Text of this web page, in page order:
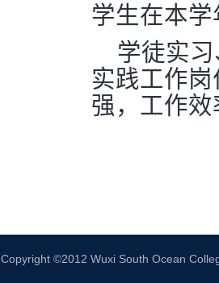
学生在本
学徒实
实践工作岗
强，工作
Copyright ©2012 Wuxi South Ocean